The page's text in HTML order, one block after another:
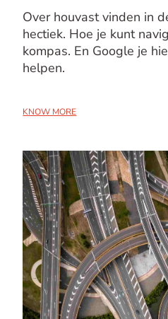
Over houvast vinden in
hectiek. Hoe je kunt
kompas. En Google je
helpen.
KNOW MORE